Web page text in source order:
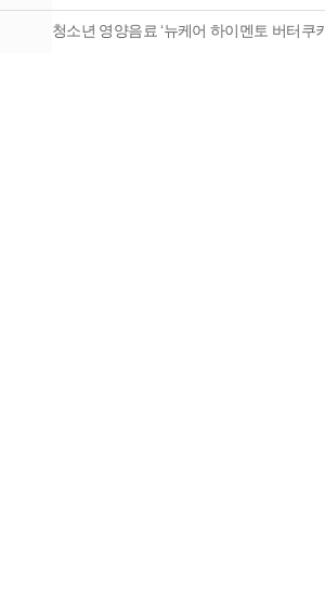
청소년 영양음료 ‘뉴케어 하이멘토 버터쿠